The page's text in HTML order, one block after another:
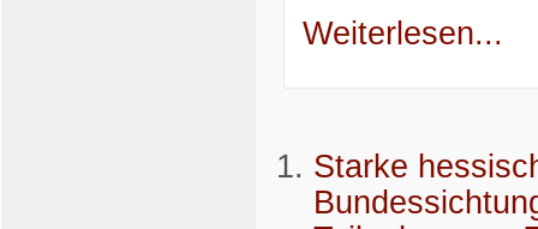
Weiterlesen...
Starke